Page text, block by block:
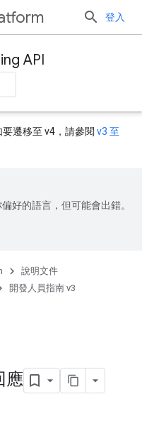
登入
API
遷移至 v4，請參閱 v3 至
好的語言，但可能會出錯。
說明文件
開發人員指南 v3
應